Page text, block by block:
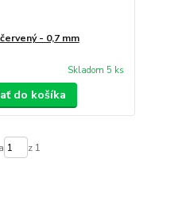
- 0,7 mm
Skladom 5 ks
do košíka
z 1